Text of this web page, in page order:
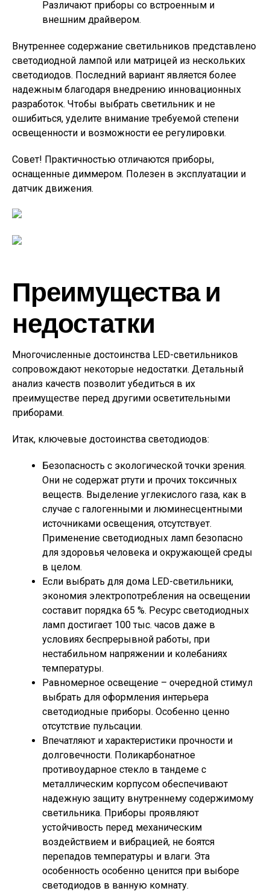
Различают приборы со встроенным и
внешним драйвером.
Внутреннее содержание светильников представлено
светодиодной лампой или матрицей из нескольких
светодиодов. Последний вариант является более
надежным благодаря внедрению инновационных
разработок. Чтобы выбрать светильник и не
ошибиться, уделите внимание требуемой степени
освещенности и возможности ее регулировки.
Совет! Практичностью отличаются приборы,
оснащенные диммером. Полезен в эксплуатации и
датчик движения.
Преимущества и
недостатки
Многочисленные достоинства LED-светильников
сопровождают некоторые недостатки. Детальный
анализ качеств позволит убедиться в их
преимуществе перед другими осветительными
приборами.
Итак, ключевые достоинства светодиодов:
Безопасность с экологической точки зрения.
Они не содержат ртути и прочих токсичных
веществ. Выделение углекислого газа, как в
случае с галогенными и люминесцентными
источниками освещения, отсутствует.
Применение светодиодных ламп безопасно
для здоровья человека и окружающей среды
в целом.
Если выбрать для дома LED-светильники,
экономия электропотребления на освещении
составит порядка 65 %. Ресурс светодиодных
ламп достигает 100 тыс. часов даже в
условиях беспрерывной работы, при
нестабильном напряжении и колебаниях
температуры.
Равномерное освещение – очередной стимул
выбрать для оформления интерьера
светодиодные приборы. Особенно ценно
отсутствие пульсации.
Впечатляют и характеристики прочности и
долговечности. Поликарбонатное
противоударное стекло в тандеме с
металлическим корпусом обеспечивают
надежную защиту внутреннему содержимому
светильника. Приборы проявляют
устойчивость перед механическим
воздействием и вибрацией, не боятся
перепадов температуры и влаги. Эта
особенность особенно ценится при выборе
светодиодов в ванную комнату.